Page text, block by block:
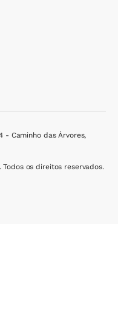
- Caminho das Árvores,
Todos os direitos reservados.